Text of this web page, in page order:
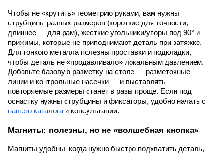
Чтобы не «крутить» геометрию руками, вам нужны
струбцины разных размеров (короткие для точности,
длиннее — для рам), жесткие угольники/упоры под 90° и
прижимы, которые не приподнимают деталь при затяжке.
Для тонкого металла полезны проставки и подкладки,
чтобы деталь не «продавливало» локальным давлением.
Добавьте базовую разметку на столе — разметочные
линии и контрольные насечки — и выставлять
повторяемые размеры станет в разы проще. Если под
оснастку нужны струбцины и фиксаторы, удобно начать с
нашего каталога и консультации.
Магниты: полезны, но не «волшебная кнопка»
Магниты удобны, когда нужно быстро подхватить деталь,